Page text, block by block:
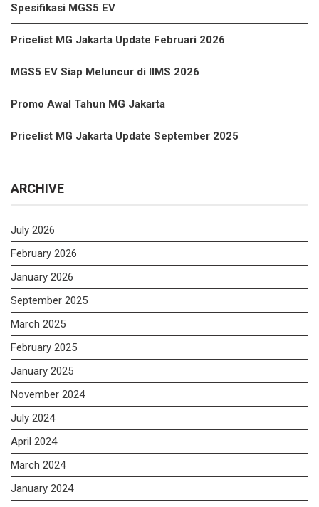
Spesifikasi MGS5 EV
Pricelist MG Jakarta Update Februari 2026
MGS5 EV Siap Meluncur di IIMS 2026
Promo Awal Tahun MG Jakarta
Pricelist MG Jakarta Update September 2025
ARCHIVE
July 2026
February 2026
January 2026
September 2025
March 2025
February 2025
January 2025
November 2024
July 2024
April 2024
March 2024
January 2024